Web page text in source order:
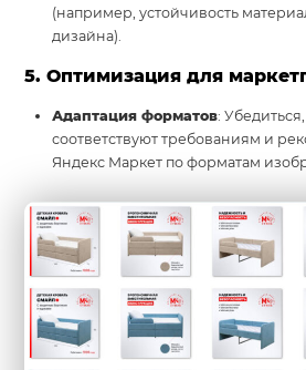
(например, устойчивость
дизайна).
5. Оптимизация для
Адаптация форматов:
соответствуют требованиям и
Яндекс Маркет по форматам